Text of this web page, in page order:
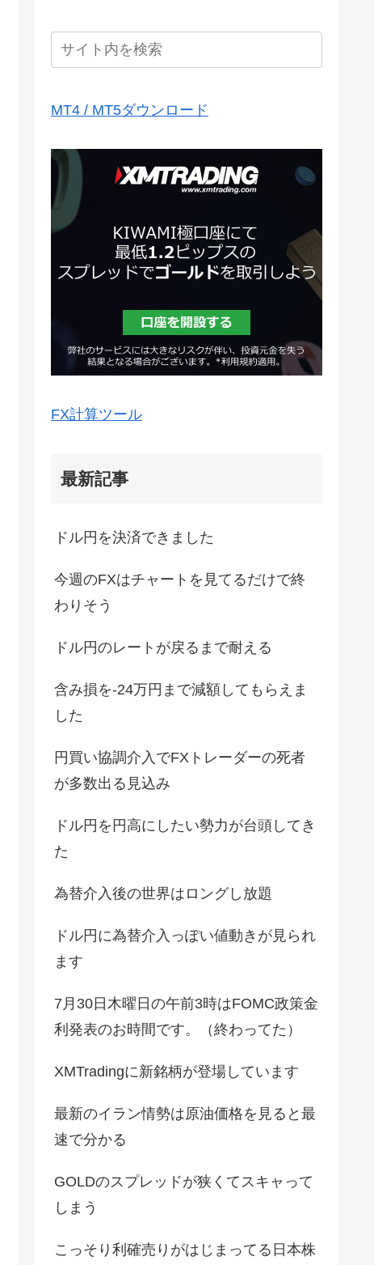
MT4 / MT5ダウンロード
FX計算ツール
最新記事
ドル円を決済できました
今週のFXはチャートを見てるだけで終
わりそう
ドル円のレートが戻るまで耐える
含み損を-24万円まで減額してもらえま
した
円買い協調介入でFXトレーダーの死者
が多数出る見込み
ドル円を円高にしたい勢力が台頭してき
た
為替介入後の世界はロングし放題
ドル円に為替介入っぽい値動きが見られ
ます
7月30日木曜日の午前3時はFOMC政策金
利発表のお時間です。（終わってた）
XMTradingに新銘柄が登場しています
最新のイラン情勢は原油価格を見ると最
速で分かる
GOLDのスプレッドが狭くてスキャって
しまう
こっそり利確売りがはじまってる日本株